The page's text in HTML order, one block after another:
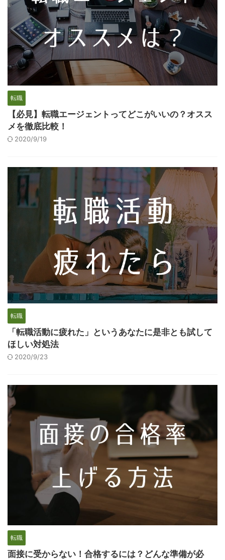
転職
【必見】転職エージェントってどこがいいの？オスス
メを徹底比較！
2020/9/19
転職
「転職活動に疲れた」というあなたに是非とも試して
ほしい対処法
2020/9/23
転職
面接に受からない！合格するには？どんな準備が必